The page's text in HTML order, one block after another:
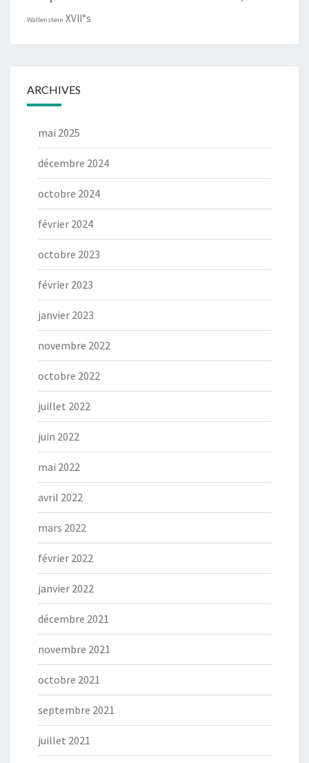
Wallenstein XVII°s
ARCHIVES
mai 2025
décembre 2024
octobre 2024
février 2024
octobre 2023
février 2023
janvier 2023
novembre 2022
octobre 2022
juillet 2022
juin 2022
mai 2022
avril 2022
mars 2022
février 2022
janvier 2022
décembre 2021
novembre 2021
octobre 2021
septembre 2021
juillet 2021